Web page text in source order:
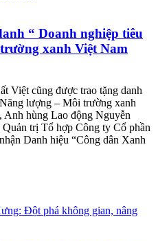
“ Doanh nghiệp tiêu
xanh Việt Nam
Việt cũng được trao tặng danh
lượng – Môi trường xanh
hùng Lao động Nguyễn
trị Tổ hợp Công ty Cổ phần
Danh hiệu “Công dân Xanh